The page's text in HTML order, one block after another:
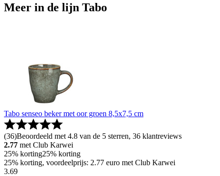
Meer in de lijn Tabo
Tabo senseo beker met oor groen 8,5x7,5 cm
(36)Beoordeeld met 4.8 van de 5 sterren, 36 klantreviews
2.77 met Club Karwei
25% korting25% korting
25% korting, voordeelprijs: 2.77 euro met Club Karwei
3.69